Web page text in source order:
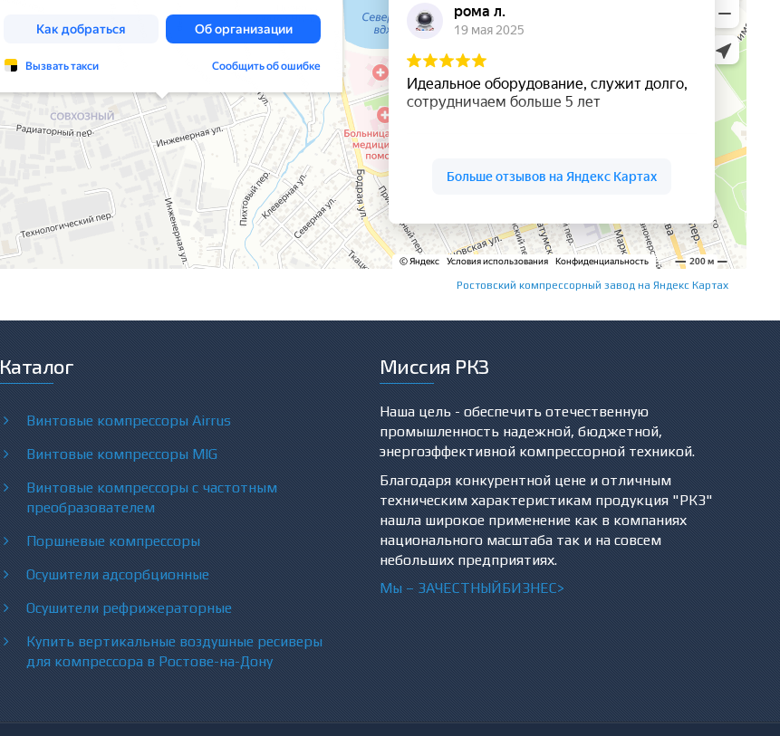
Ростовский компрессорный завод на Яндекс Картах
Каталог
Винтовые компрессоры Airrus
Винтовые компрессоры MIG
Винтовые компрессоры с частотным
преобразователем
Поршневые компрессоры
Осушители адсорбционные
Осушители рефрижераторные
Купить вертикальные воздушные ресиверы
для компрессора в Ростове-на-Дону
Миссия РКЗ
Наша цель - обеспечить отечественную
промышленность надежной, бюджетной,
энергоэффективной компрессорной техникой.
Благодаря конкурентной цене и отличным
техническим характеристикам продукция "РКЗ"
нашла широкое применение как в компаниях
национального масштаба так и на совсем
небольших предприятиях.
Мы – ЗАЧЕСТНЫЙБИЗНЕС>